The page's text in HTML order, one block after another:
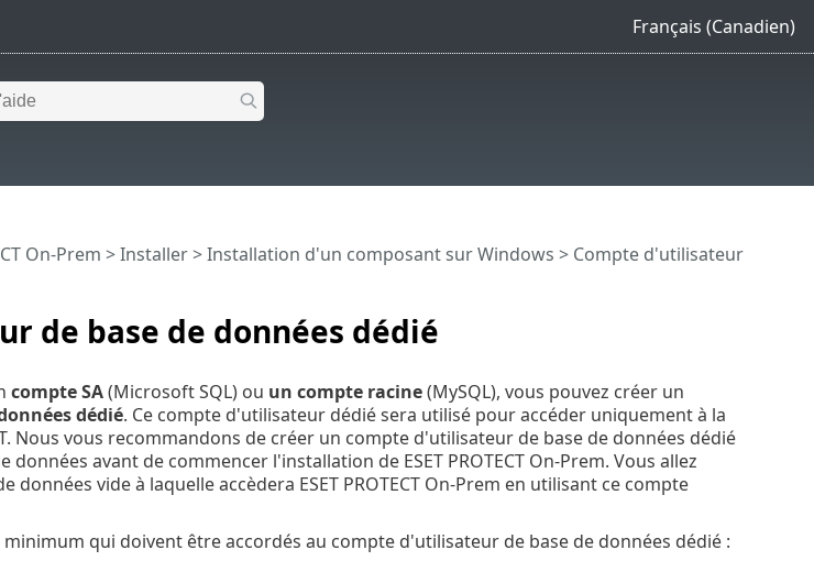
Français (Canadien)
de base de données dédié
On-Prem >Installer>Installation d'un composant sur Windows > Compte d'utilisateur
compte SA(Microsoft SQL) ou un compte racine(MySQL), vous pouvez créer un
dédié. Ce compte d'utilisateur dédié sera utilisé pour accéder uniquement à la
Nous vous recommandons de créer un compte d'utilisateur de base de données dédié
avant de commencer l'installation de ESET PROTECT On-Prem. Vous allez
données vide à laquelle accèdera ESET PROTECT On-Prem en utilisant ce compte
qui doivent être accordés au compte d'utilisateur de base de données dédié :